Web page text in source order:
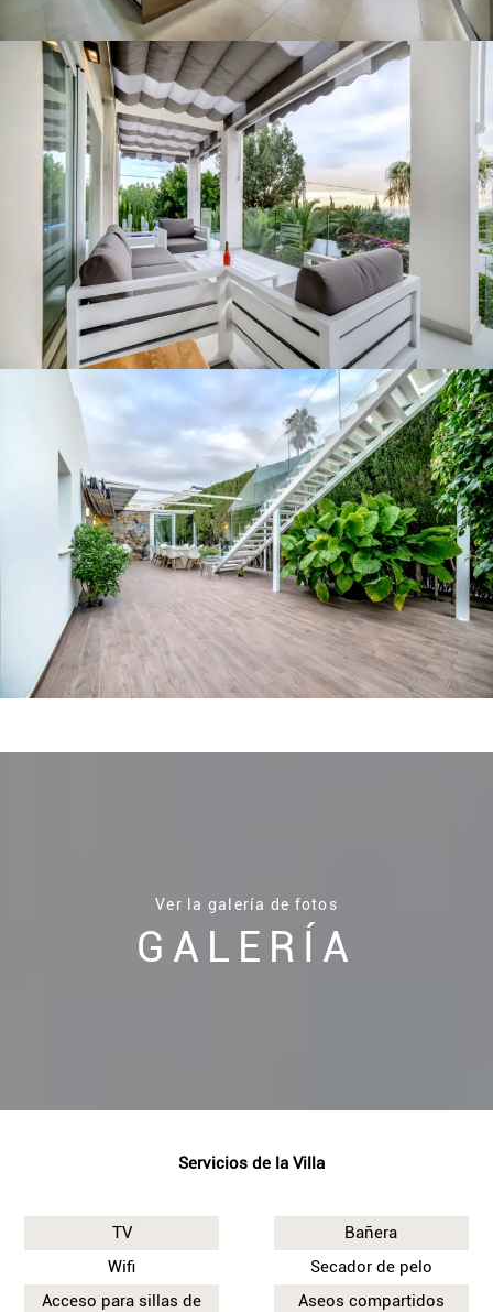
Ver la galería de fotos
GALERÍA
Servicios de la Villa
TV
Wifi
Acceso para sillas de
Bañera
Secador de pelo
Aseos compartidos